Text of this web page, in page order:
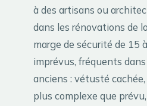
à des artisans ou
dans les rénovations de
marge de sécurité de 15
imprévus, fréquents
anciens : vétusté
plus complexe que